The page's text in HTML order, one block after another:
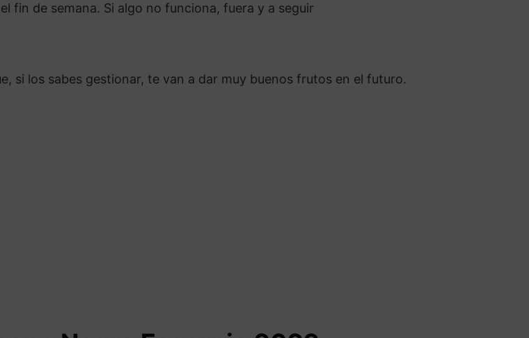
fin de semana. Si algo no funciona, fuera y a seguir
si los sabes gestionar, te van a dar muy buenos frutos en el futuro.